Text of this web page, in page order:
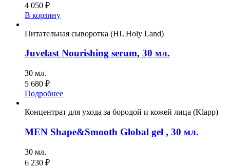
4 050 ₽
В корзину
Питательная сыворотка (HL|Holy Land)
Juvelast Nourishing serum, 30 мл.
30 мл.
5 680 ₽
Подробнее
Концентрат для ухода за бородой и кожей лица (Klapp)
MEN Shape&Smooth Global gel , 30 мл.
30 мл.
6 230 ₽